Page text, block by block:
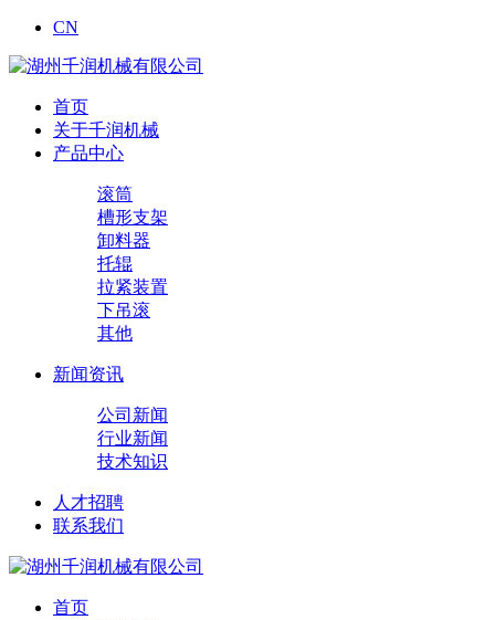
CN
首页
关于千润机械
产品中心
滚筒
槽形支架
卸料器
托辊
拉紧装置
下吊滚
其他
新闻资讯
公司新闻
行业新闻
技术知识
人才招聘
联系我们
首页